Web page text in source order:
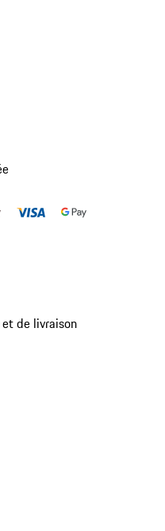
de livraison